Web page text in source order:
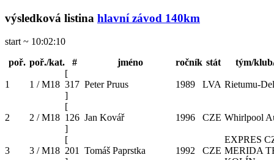
výsledková listina hlavní závod 140km
start ~ 10:02:10
poř. poř./kat. # jméno ročník stát tým/
1 1 / M18
[
317
]
Peter Pruus 1989 LVA Rietumu-
2 2 / M18
[
126
]
Jan Kovář 1996 CZE Whirlpool
3 3 / M18
[
201
Tomáš Paprstka 1992 CZE
EXPRES
MERIDA